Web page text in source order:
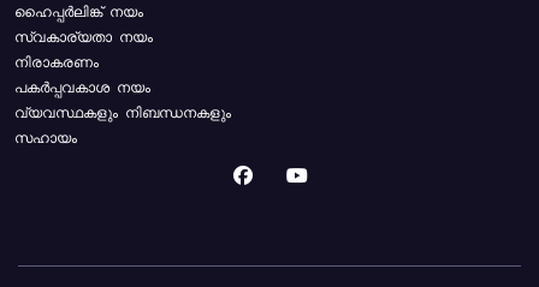
ഹൈപ്പർലിങ്ക് നയം
സ്വകാര്യതാ നയം
നിരാകരണം
പകർപ്പവകാശ നയം
വ്യവസ്ഥകളും നിബന്ധനകളും
സഹായം